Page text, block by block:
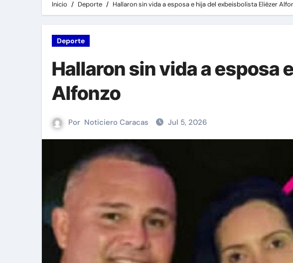
Inicio Deporte Hallaron sin vida a esposa e hija del exbeisbolista Eliézer
Deporte
Hallaron sin vida a esposa
Alfonzo
Por Noticiero Caracas Jul 5, 2026